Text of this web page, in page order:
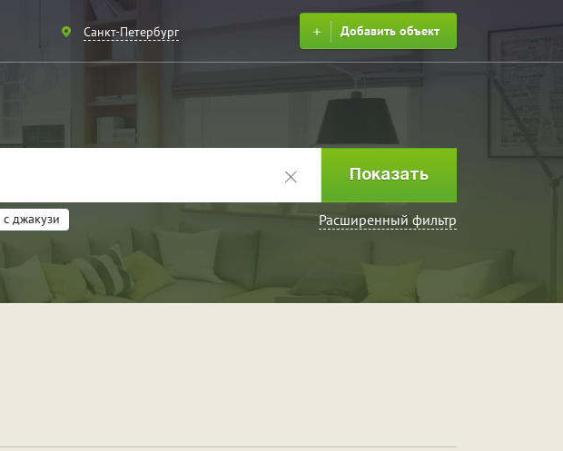
Санкт-Петербург
Санкт-
Москва
Добавить объект
с джакузи
Расширенный фильтр